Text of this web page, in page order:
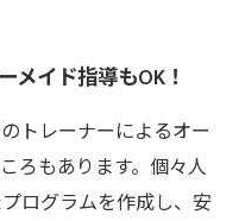
メイド指導もOK！
トレーナーによるオー
ろもあります。個々人
ログラムを作成し、安